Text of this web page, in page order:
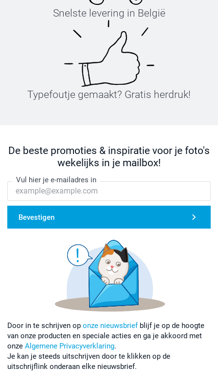
Snelste levering in België
Typefoutje gemaakt? Gratis herdruk!
De beste promoties & inspiratie voor je foto's
wekelijks in je mailbox!
Vul hier je e-mailadres in
Bevestigen
Door in te schrijven op onze nieuwsbrief blijf je op de hoogte
van onze producten en speciale acties en ga je akkoord met
onze Algemene Privacyverklaring.
Je kan je steeds uitschrijven door te klikken op de
uitschrijflink onderaan elke nieuwsbrief.